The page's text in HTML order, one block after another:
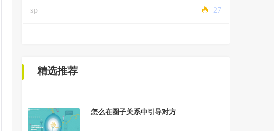
sp 27
精选推荐
怎么在圈子关系中引导对方